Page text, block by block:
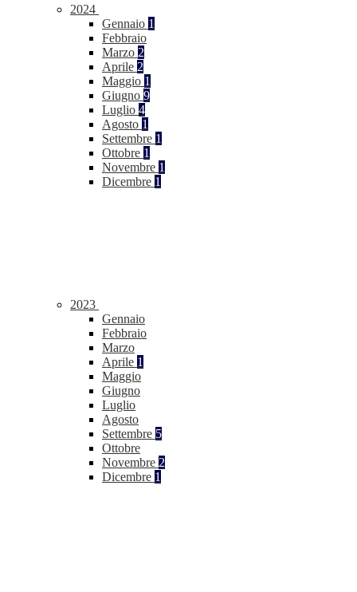
2024
Gennaio 1
Febbraio
Marzo 2
Aprile 2
Maggio 1
Giugno 9
Luglio 4
Agosto 1
Settembre 1
Ottobre 1
Novembre 1
Dicembre 1
2023
Gennaio
Febbraio
Marzo
Aprile 1
Maggio
Giugno
Luglio
Agosto
Settembre 5
Ottobre
Novembre 2
Dicembre 1